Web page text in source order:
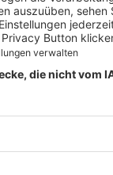
vom
unsere Messen in
Netzwerk.
Ege:Für mich
ganz
mit
der